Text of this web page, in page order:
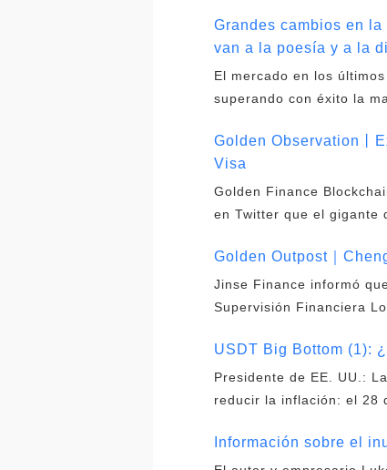
Grandes cambios en
van a la poesía y a la
El mercado en los
superando con éxito la
Golden Observation丨
Visa
Golden Finance
en Twitter que el gigante
Golden Outpost｜
Jinse Finance informó
Supervisión Financiera
USDT Big Bottom (1):
Presidente de EE. UU.:
reducir la inflación: el 28
Información sobre el